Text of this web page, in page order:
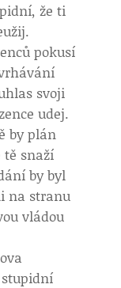
že ti
pokusí
svoji
udej.
by plán
tě snaží
by byl
na stranu
vládou